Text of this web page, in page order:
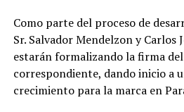
Como parte del proceso de
Sr. Salvador Mendelzon y Carlos
estarán formalizando la firma
correspondiente, dando inicio a
crecimiento para la marca en